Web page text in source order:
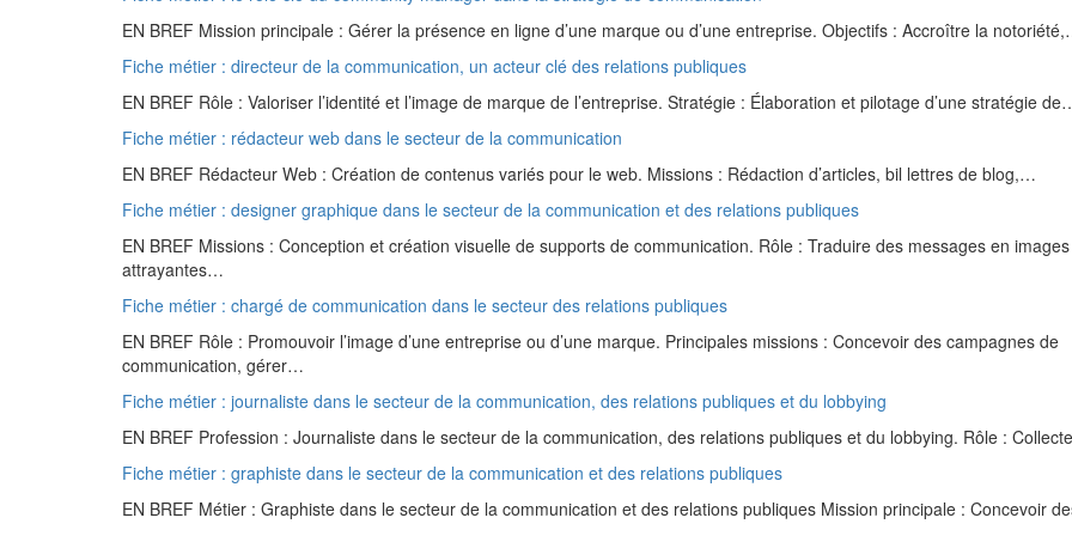
EN BREF Mission principale : Gérer la présence en ligne d’une marque ou d’une entreprise. Objectifs : Accroître la
Fiche métier : directeur de la communication, un acteur clé des relations publiques
EN BREF Rôle : Valoriser l’identité et l’image de marque de l’entreprise. Stratégie : Élaboration et pilotage d’une stratégie
Fiche métier : rédacteur web dans le secteur de la communication
EN BREF Rédacteur Web : Création de contenus variés pour le web. Missions : Rédaction d’articles, bil lettres de blog,…
Fiche métier : designer graphique dans le secteur de la communication et des relations publiques
EN BREF Missions : Conception et création visuelle de supports de communication. Rôle : Traduire des messages en images
attrayantes…
Fiche métier : chargé de communication dans le secteur des relations publiques
EN BREF Rôle : Promouvoir l’image d’une entreprise ou d’une marque. Principales missions : Concevoir des campagnes de
communication, gérer…
Fiche métier : journaliste dans le secteur de la communication, des relations publiques et du lobbying
EN BREF Profession : Journaliste dans le secteur de la communication, des relations publiques et du lobbying. Rôle :
Fiche métier : graphiste dans le secteur de la communication et des relations publiques
EN BREF Métier : Graphiste dans le secteur de la communication et des relations publiques Mission principale : Concevoir